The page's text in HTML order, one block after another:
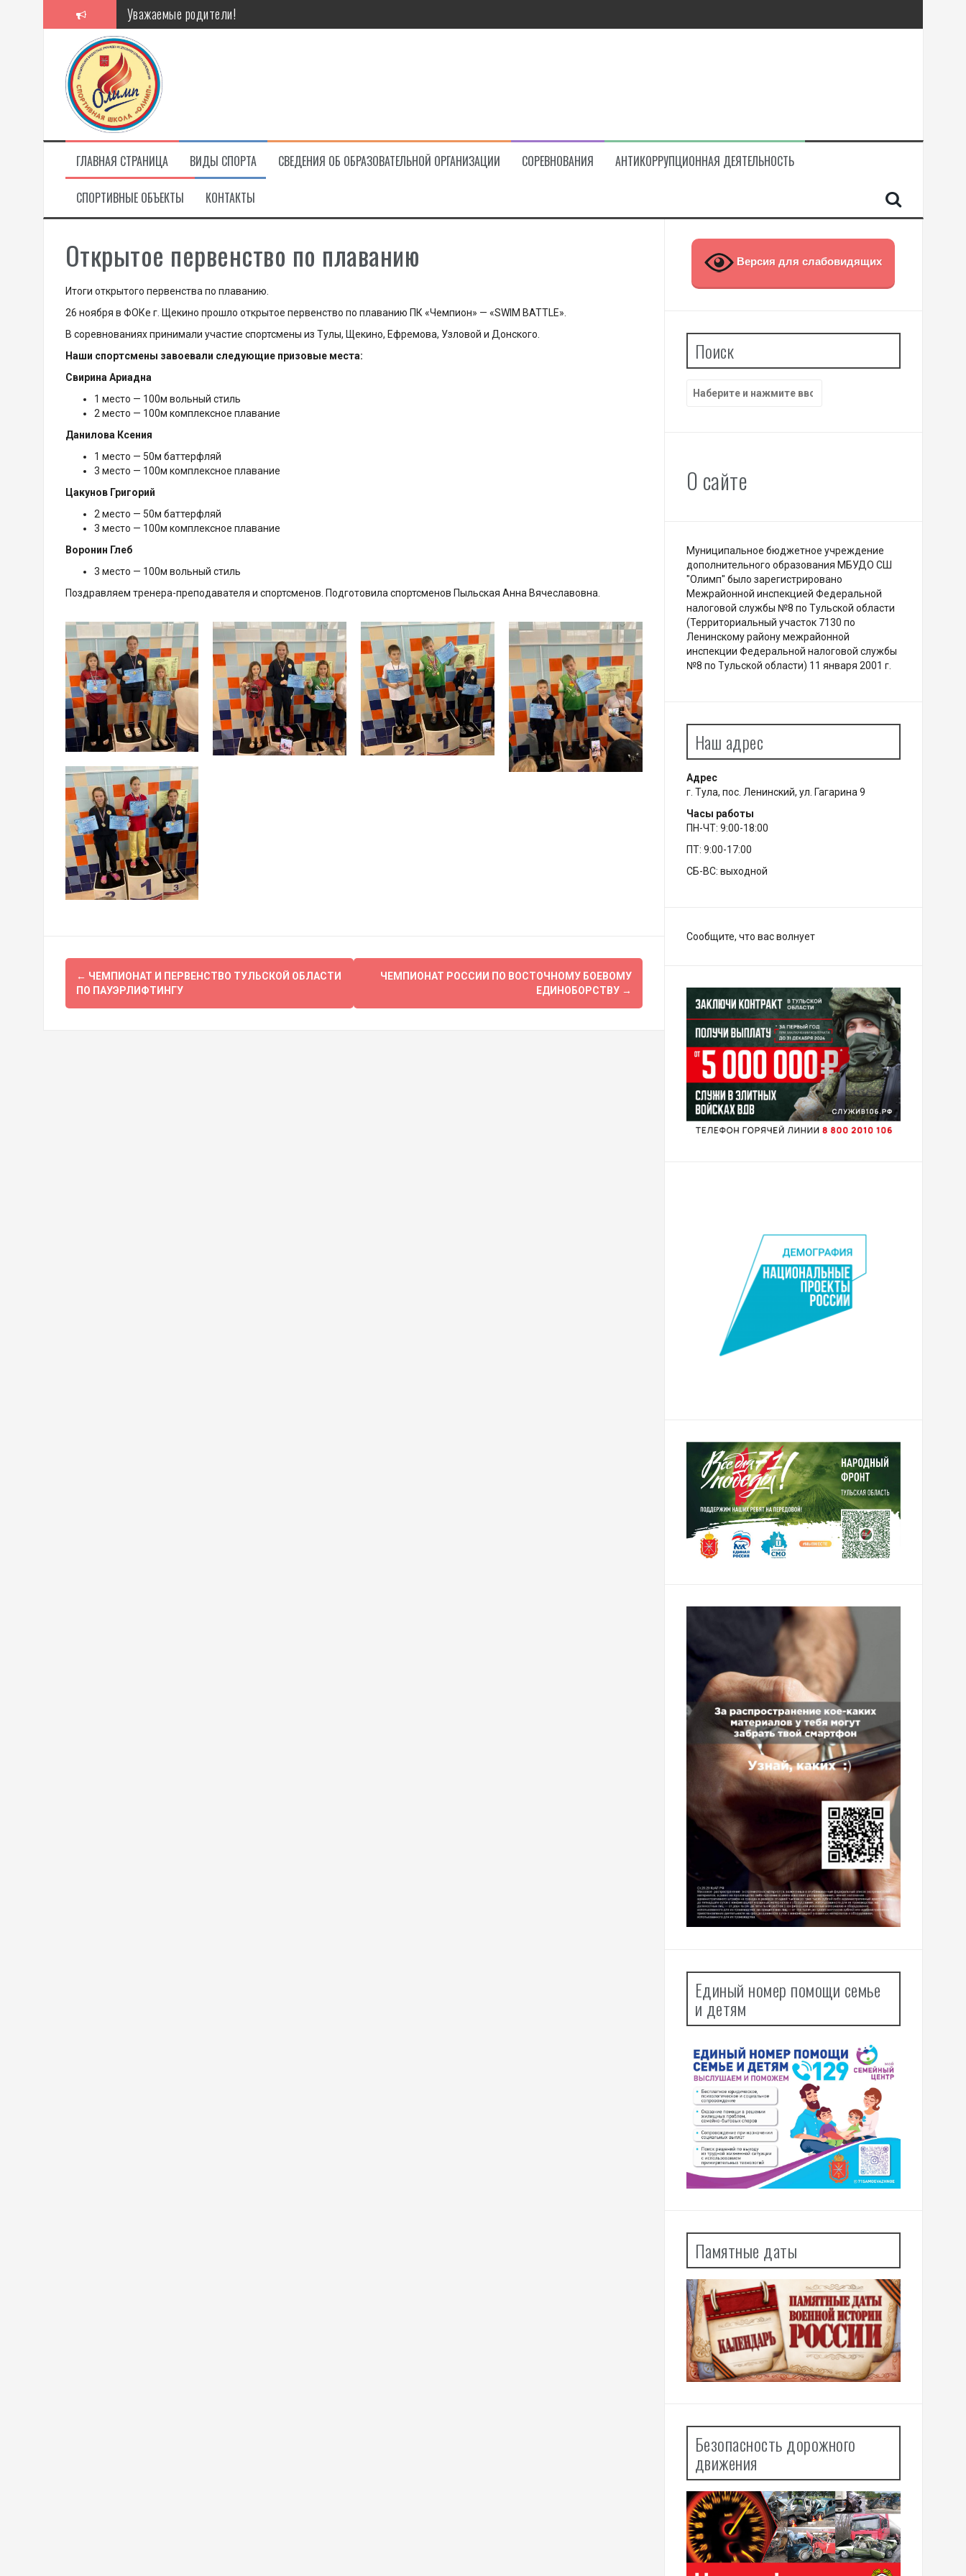
Уважаемые родители!
Алкоголь — путь в никуда
Решение спора без суда
Проголосуй за объекты благоустройства!
ГЛАВНАЯ СТРАНИЦА ВИДЫ СПОРТА СВЕДЕНИЯ ОБ ОБРАЗОВАТЕЛЬНОЙ ОРГАНИЗАЦИИ СОРЕВНОВАНИЯ АНТИКОРРУПЦИОННАЯ ДЕЯТЕЛЬНОСТЬ
СПОРТИВНЫЕ ОБЪЕКТЫ КОНТАКТЫ
Открытое первенство по плаванию
Итоги открытого первенства по плаванию.
26 ноября в ФОКе г. Щекино прошло открытое первенство по плаванию ПК «Чемпион» — «SWIM BATTLE».
В соревнованиях принимали участие спортсмены из Тулы, Щекино, Ефремова, Узловой и Донского.
Наши спортсмены завоевали следующие призовые места:
Свирина Ариадна
1 место — 100м вольный стиль
2 место — 100м комплексное плавание
Данилова Ксения
1 место — 50м баттерфляй
3 место — 100м комплексное плавание
Цакунов Григорий
2 место — 50м баттерфляй
3 место — 100м комплексное плавание
Воронин Глеб
3 место — 100м вольный стиль
Поздравляем тренера-преподавателя и спортсменов. Подготовила спортсменов Пыльская Анна Вячеславовна.
Навигация
по
← ЧЕМПИОНАТ И ПЕРВЕНСТВО ТУЛЬСКОЙ ОБЛАСТИ
ПО ПАУЭРЛИФТИНГУ
ЧЕМПИОНАТ РОССИИ ПО ВОСТОЧНОМУ БОЕВОМУ
ЕДИНОБОРСТВУ →
Версия для слабовидящих
Поиск
Найти:
О сайте
Муниципальное бюджетное учреждение
дополнительного образования МБУДО СШ
"Олимп" было зарегистрировано
Межрайонной инспекцией Федеральной
налоговой службы №8 по Тульской области
(Территориальный участок 7130 по
Ленинскому району межрайонной
инспекции Федеральной налоговой службы
№8 по Тульской области) 11 января 2001 г.
Наш адрес
Адрес
г. Тула, пос. Ленинский, ул. Гагарина 9
Часы работы
ПН-ЧТ: 9:00-18:00
ПТ: 9:00-17:00
СБ-ВС: выходной
Сообщите, что вас волнует
Единый номер помощи семье
и детям
Памятные даты
Безопасность дорожного
движения